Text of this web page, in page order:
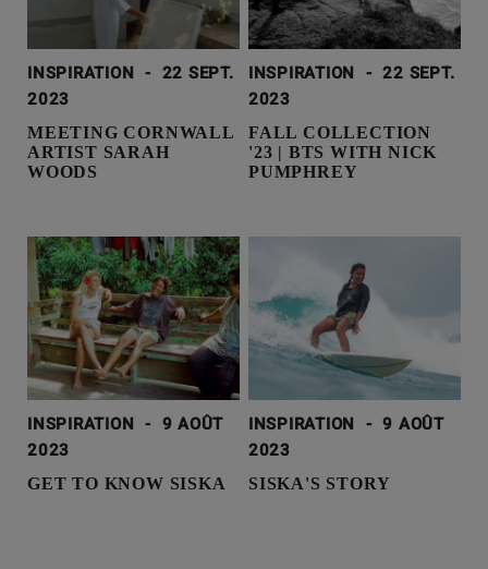
INSPIRATION - 22 SEPT.
2023
MEETING CORNWALL
ARTIST SARAH
WOODS
INSPIRATION - 22 SEPT.
2023
FALL COLLECTION
'23 | BTS WITH NICK
PUMPHREY
INSPIRATION - 9 AOÛT
2023
GET TO KNOW SISKA
INSPIRATION - 9 AOÛT
2023
SISKA'S STORY